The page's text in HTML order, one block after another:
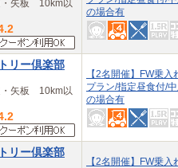
矢板 10km以
の場合有
リー倶楽部
矢板 10km以
【2名開催】FW乗入
プラン/指定昼食付/
の場合有
リー倶楽部
【2名開催】FW乗入